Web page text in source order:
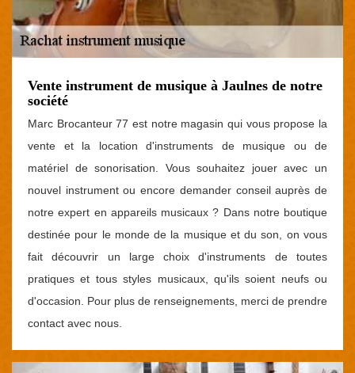
Vente instrument de musique à Jaulnes de notre
société
Marc Brocanteur 77 est notre magasin qui vous propose la
vente et la location d'instruments de musique ou de
matériel de sonorisation. Vous souhaitez jouer avec un
nouvel instrument ou encore demander conseil auprès de
notre expert en appareils musicaux ? Dans notre boutique
destinée pour le monde de la musique et du son, on vous
fait découvrir un large choix d'instruments de toutes
pratiques et tous styles musicaux, qu'ils soient neufs ou
d'occasion. Pour plus de renseignements, merci de prendre
contact avec nous.